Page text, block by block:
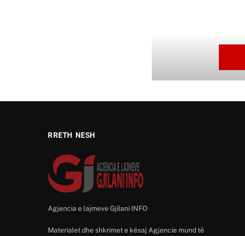
RRETH NESH
Agjencia e lajmeve Gjilani INFO
Materialet dhe shkrimet e kësaj Agjencie mund të